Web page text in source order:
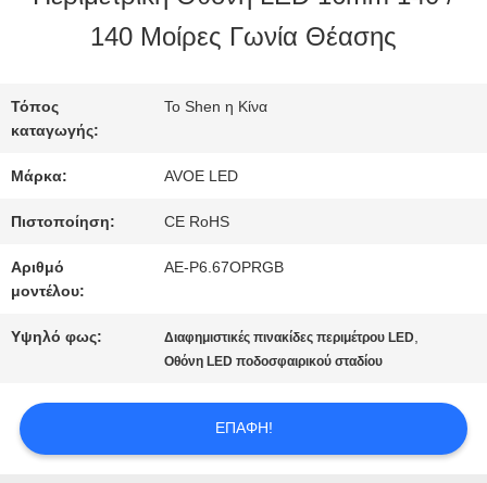
ΕΠΙΚΟΙΝΩΝΉΣΤΕ
ΜΑΖΊ
ΕΙΔΉΣΕΙΣ
140 Μοίρες Γωνία Θέασης
Τόπος
καταγωγής:
Το Shen η Κίνα
Μάρκα: AVOE LED
Πιστοποίηση: CE RoHS
Αριθμό
μοντέλου:
AE-P6.67OPRGB
Υψηλό φως: Διαφημιστικές πινακίδες περιμέτρου LED,
Οθόνη LED ποδοσφαιρικού σταδίου
ΕΠΑΦΉ!